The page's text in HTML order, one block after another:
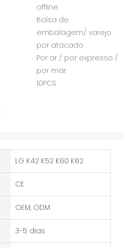
offline
Bolsa de
embalagem/ varejo
por atacado
Por ar / por expresso /
por mar
10PCS
LG K42 K52 K60 K62
CE
OEM, ODM
3-5 dias